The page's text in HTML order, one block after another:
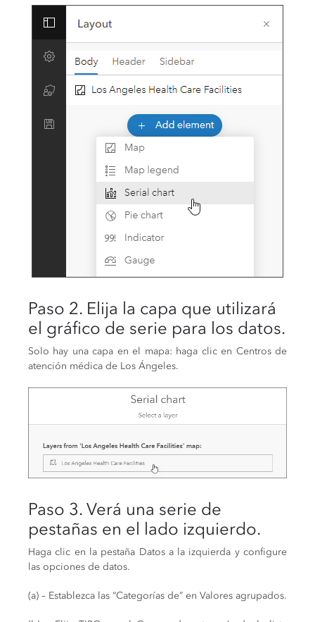
Paso 2. Elija la capa que utilizará
el gráfico de serie para los datos.
Solo hay una capa en el mapa: haga clic en Centros de
atención médica de Los Ángeles.
Paso 3. Verá una serie de
pestañas en el lado izquierdo.
Haga clic en la pestaña Datos a la izquierda y configure
las opciones de datos.
(a) – Establezca las “Categorías de” en Valores agrupados.